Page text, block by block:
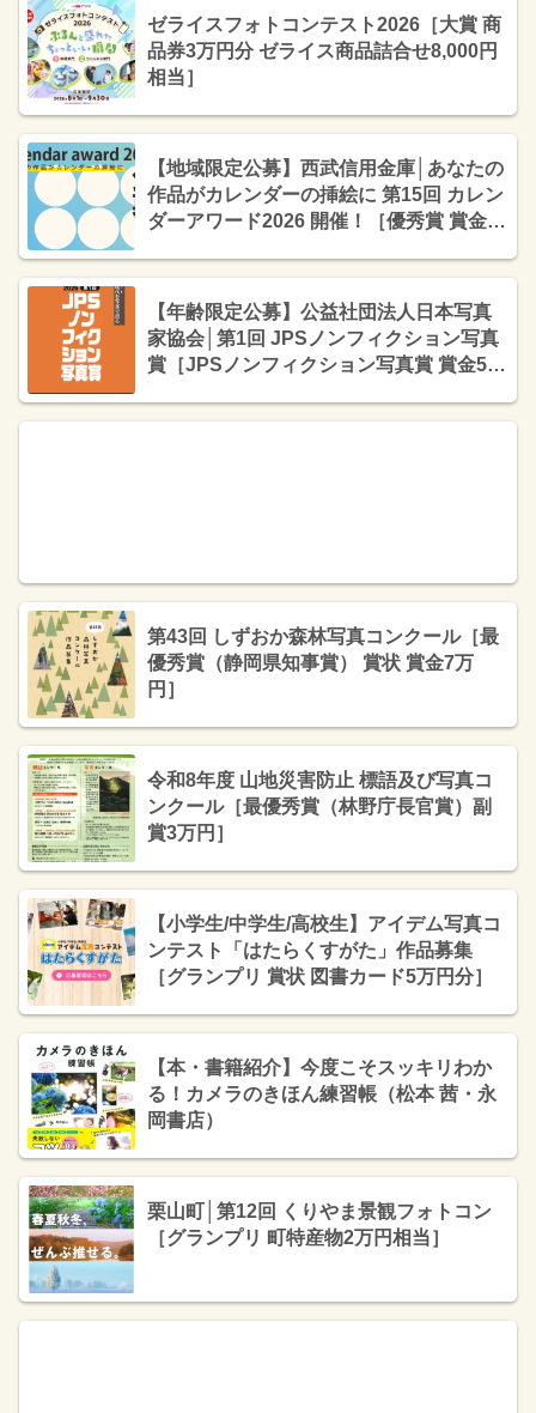
ゼライスフォトコンテスト2026［大賞 商
品券3万円分 ゼライス商品詰合せ8,000円
相当］
【地域限定公募】西武信用金庫│あなたの
作品がカレンダーの挿絵に 第15回 カレン
ダーアワード2026 開催！［優秀賞 賞金各
【年齢限定公募】公益社団法人日本写真
家協会│第1回 JPSノンフィクション写真
賞［JPSノンフィクション写真賞 賞金50
第43回 しずおか森林写真コンクール［最
優秀賞（静岡県知事賞） 賞状 賞金7万
円］
令和8年度 山地災害防止 標語及び写真コ
ンクール［最優秀賞（林野庁長官賞）副
賞3万円］
【小学生/中学生/高校生】アイデム写真コ
ンテスト「はたらくすがた」作品募集
［グランプリ 賞状 図書カード5万円分］
【本・書籍紹介】今度こそスッキリわか
る！カメラのきほん練習帳（松本 茜・永
岡書店）
栗山町│第12回 くりやま景観フォトコン
［グランプリ 町特産物2万円相当］